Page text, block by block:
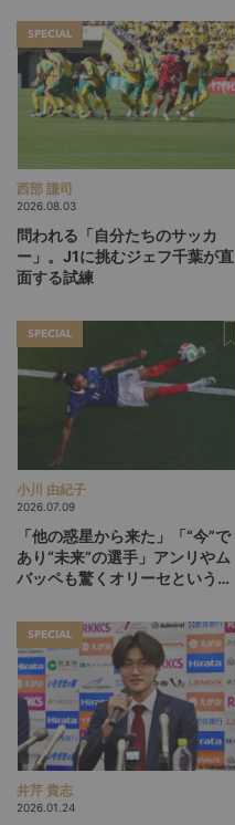
SPECIAL
西部 謙司
2026.08.03
問われる「自分たちのサッカ
ー」。J1に挑むジェフ千葉が直
面する試練
SPECIAL
小川 由紀子
2026.07.09
「他の惑星から来た」「“今”で
あり“未来”の選手」アンリやム
バッペも驚くオリーセというフ
SPECIAL
井芹 貴志
2026.01.24